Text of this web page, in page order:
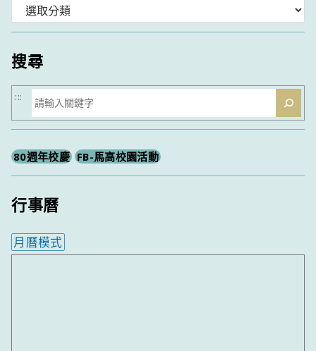
類
搜尋
搜
尋
:::
80週年校慶 FB-馬高校園活動
行事曆
月曆模式